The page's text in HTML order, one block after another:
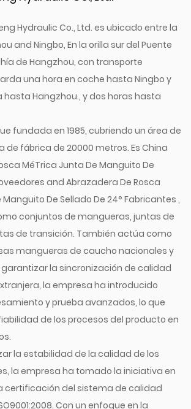
Hydraulic Co., Ltd. es ubicado entre la
and Ningbo, En la orilla sur del Puente
de Hangzhou, con transporte
una hora en coche hasta Ningbo y
hasta Hangzhou., y dos horas hasta
fundada en 1985, cubriendo un área de
de fábrica de 20000 metros. Es China
MéTrica Junta De Manguito De
and Abrazadera De Rosca
De Sellado De 24° Fabricantes ,
conjuntos de mangueras, juntas de
de transición. También actúa como
mangueras de caucho nacionales y
la sincronización de calidad
la empresa ha introducido
y prueba avanzados, lo que
de los procesos del producto en
la estabilidad de la calidad de los
la empresa ha tomado la iniciativa en
certificación del sistema de calidad
Con un enfoque en la